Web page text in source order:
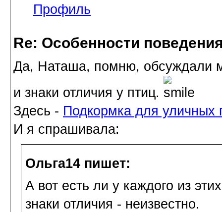
Профиль
Re: Особенности
Да, Наташа, помню, обсуждали
и знаки отличия у птиц.
Здесь - Подкормка для уличных
И я спрашивала:
Ольга14 пишет:
А вот есть ли у каждого из
знаки отличия - неизвестно.